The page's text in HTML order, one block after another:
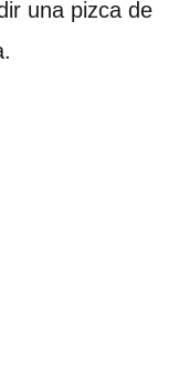
una pizca de